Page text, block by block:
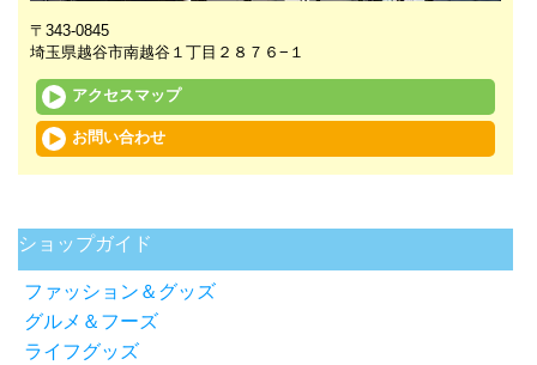
〒343-0845
埼玉県越谷市南越谷１丁目２８７６−１
アクセスマップ
お問い合わせ
ショップガイド
ファッション＆グッズ
グルメ＆フーズ
ライフグッズ